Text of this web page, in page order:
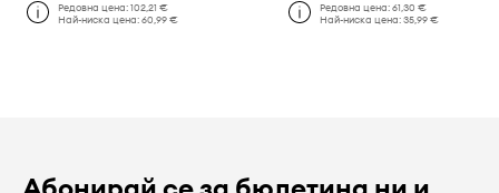
Редовна цена:102,21 €
Най-ниска цена:60,99 €
Редовна цена: 61,30 €
Най-ниска цена: 35,99 €